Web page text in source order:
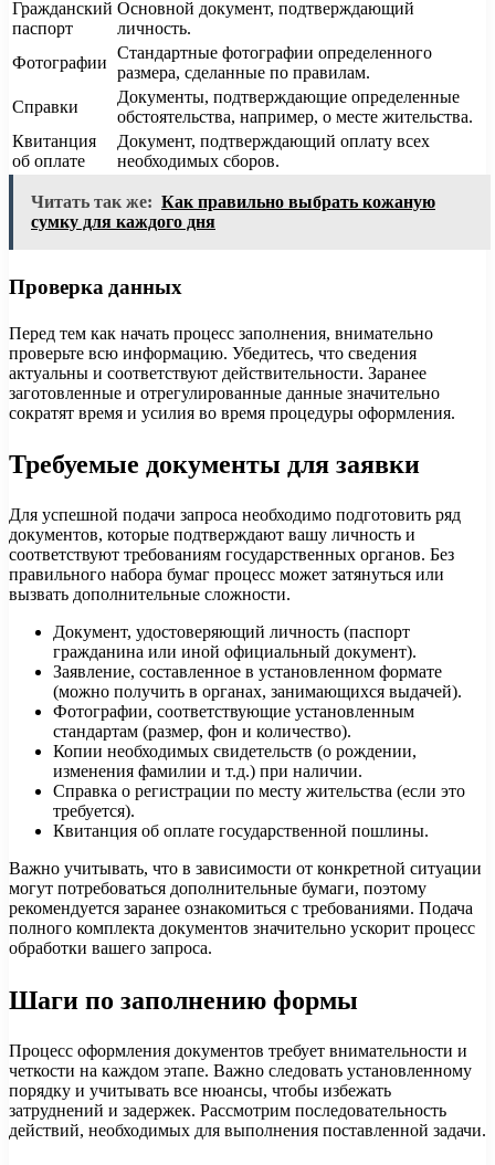
Гражданский
паспорт
Основной документ, подтверждающий
личность.
Фотографии
Стандартные фотографии определенного
размера, сделанные по правилам.
Справки
Документы, подтверждающие определенные
обстоятельства, например, о месте жительства.
Квитанция
об оплате
Документ, подтверждающий оплату всех
необходимых сборов.
Читать так же: Как правильно выбрать кожаную
сумку для каждого дня
Проверка данных
Перед тем как начать процесс заполнения, внимательно
проверьте всю информацию. Убедитесь, что сведения
актуальны и соответствуют действительности. Заранее
заготовленные и отрегулированные данные значительно
сократят время и усилия во время процедуры оформления.
Требуемые документы для заявки
Для успешной подачи запроса необходимо подготовить ряд
документов, которые подтверждают вашу личность и
соответствуют требованиям государственных органов. Без
правильного набора бумаг процесс может затянуться или
вызвать дополнительные сложности.
Документ, удостоверяющий личность (паспорт
гражданина или иной официальный документ).
Заявление, составленное в установленном формате
(можно получить в органах, занимающихся выдачей).
Фотографии, соответствующие установленным
стандартам (размер, фон и количество).
Копии необходимых свидетельств (о рождении,
изменения фамилии и т.д.) при наличии.
Справка о регистрации по месту жительства (если это
требуется).
Квитанция об оплате государственной пошлины.
Важно учитывать, что в зависимости от конкретной ситуации
могут потребоваться дополнительные бумаги, поэтому
рекомендуется заранее ознакомиться с требованиями. Подача
полного комплекта документов значительно ускорит процесс
обработки вашего запроса.
Шаги по заполнению формы
Процесс оформления документов требует внимательности и
четкости на каждом этапе. Важно следовать установленному
порядку и учитывать все нюансы, чтобы избежать
затруднений и задержек. Рассмотрим последовательность
действий, необходимых для выполнения поставленной задачи.